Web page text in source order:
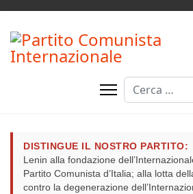
Cerca
DISTINGUE IL NOSTRO PARTITO:
Lenin alla fondazione
Partito Comunista d’Italia; alla lotta
contro la degenerazione